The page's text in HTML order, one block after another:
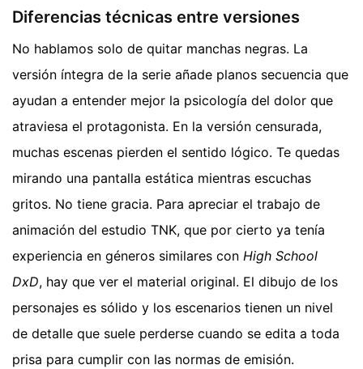
Diferencias técnicas entre versiones
No hablamos solo de quitar manchas negras. La
versión íntegra de la serie añade planos secuencia que
ayudan a entender mejor la psicología del dolor que
atraviesa el protagonista. En la versión censurada,
muchas escenas pierden el sentido lógico. Te quedas
mirando una pantalla estática mientras escuchas
gritos. No tiene gracia. Para apreciar el trabajo de
animación del estudio TNK, que por cierto ya tenía
experiencia en géneros similares con High School
DxD, hay que ver el material original. El dibujo de los
personajes es sólido y los escenarios tienen un nivel
de detalle que suele perderse cuando se edita a toda
prisa para cumplir con las normas de emisión.